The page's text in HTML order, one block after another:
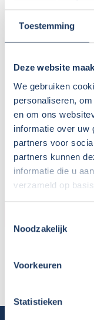
Toestemming
Deze website
We gebruiken
personaliseren,
en om ons
informatie over uw
partners voor
partners kunnen
informatie die u
verzameld op
Noodzakelijk
Voorkeuren
Statistieken
Plaats / Provincie: